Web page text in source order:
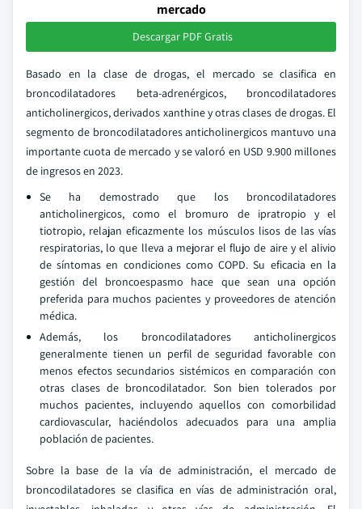
mercado
Descargar PDF Gratis
Basado en la clase de drogas, el mercado se clasifica en
broncodilatadores beta-adrenérgicos, broncodilatadores
anticholinergicos, derivados xanthine y otras clases de drogas. El
segmento de broncodilatadores anticholinergicos mantuvo una
importante cuota de mercado y se valoró en USD 9.900 millones
de ingresos en 2023.
Se ha demostrado que los broncodilatadores
anticholinergicos, como el bromuro de ipratropio y el
tiotropio, relajan eficazmente los músculos lisos de las vías
respiratorias, lo que lleva a mejorar el flujo de aire y el alivio
de síntomas en condiciones como COPD. Su eficacia en la
gestión del broncoespasmo hace que sean una opción
preferida para muchos pacientes y proveedores de atención
médica.
Además, los broncodilatadores anticholinergicos
generalmente tienen un perfil de seguridad favorable con
menos efectos secundarios sistémicos en comparación con
otras clases de broncodilatador. Son bien tolerados por
muchos pacientes, incluyendo aquellos con comorbilidad
cardiovascular, haciéndolos adecuados para una amplia
población de pacientes.
Sobre la base de la vía de administración, el mercado de
broncodilatadores se clasifica en vías de administración oral,